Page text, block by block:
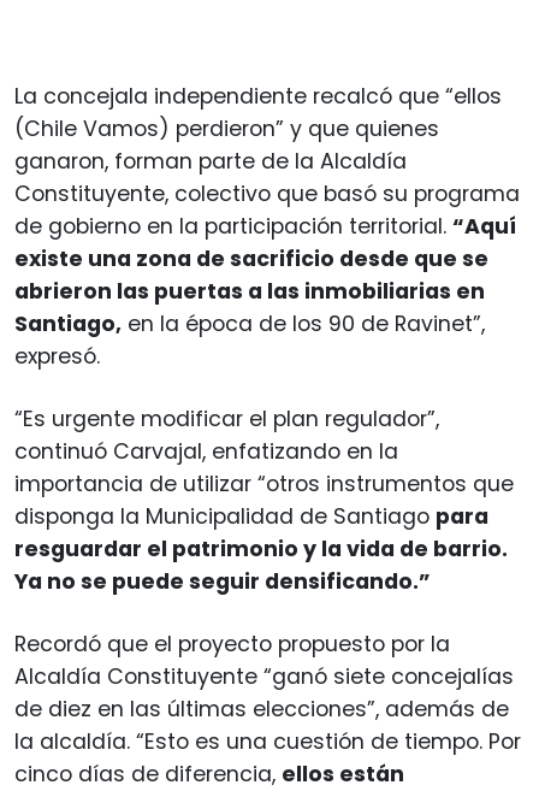
La concejala independiente recalcó que “ellos
(Chile Vamos) perdieron” y que quienes
ganaron, forman parte de la Alcaldía
Constituyente, colectivo que basó su programa
de gobierno en la participación territorial. “Aquí
existe una zona de sacrificio desde que se
abrieron las puertas a las inmobiliarias en
Santiago, en la época de los 90 de Ravinet”,
expresó.
“Es urgente modificar el plan regulador”,
continuó Carvajal, enfatizando en la
importancia de utilizar “otros instrumentos que
disponga la Municipalidad de Santiago para
resguardar el patrimonio y la vida de barrio.
Ya no se puede seguir densificando.”
Recordó que el proyecto propuesto por la
Alcaldía Constituyente “ganó siete concejalías
de diez en las últimas elecciones”, además de
la alcaldía. “Esto es una cuestión de tiempo. Por
cinco días de diferencia, ellos están